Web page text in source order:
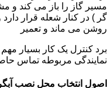
مسیر گاز را باز می کند و
گر ) در کنار شعله قرار
روشن می ماند و تعمیر
برد کنترل یک کار بسیار
نمایندگی مربوطه تماس
اصول انتخاب محل نصب